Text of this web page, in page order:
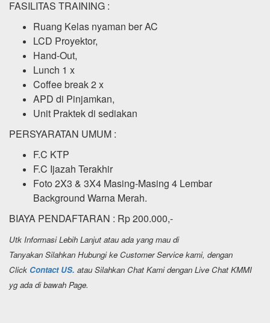
FASILITAS TRAINING :
Ruang Kelas nyaman ber AC
LCD Proyektor,
Hand-Out,
Lunch 1 x
Coffee break 2 x
APD di Pinjamkan,
Unit Praktek di sediakan
PERSYARATAN UMUM :
F.C KTP
F.C Ijazah Terakhir
Foto 2X3 & 3X4 Masing-Masing 4 Lembar
Background Warna Merah.
BIAYA PENDAFTARAN : Rp 200.000,-
Utk Informasi Lebih Lanjut atau ada yang mau di
Tanyakan Silahkan Hubungi ke Customer Service kami, dengan
Click Contact US. atau Silahkan Chat Kami dengan Live Chat KMMI
yg ada di bawah Page.